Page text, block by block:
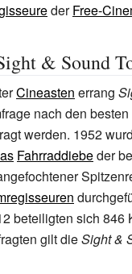
derFree-
& Sound
Cineasten errang
nach den
werden. 1952
Fahrraddiebeder
beteiligten sich 846
gilt dieSight &